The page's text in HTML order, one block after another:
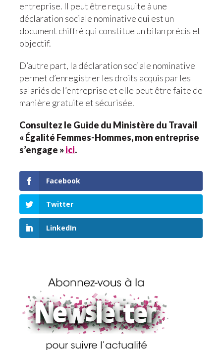
entreprise. Il peut être reçu suite à une
déclaration sociale nominative qui est un
document chiffré qui constitue un bilan précis et
objectif.
D’autre part, la déclaration sociale nominative
permet d’enregistrer les droits acquis par les
salariés de l’entreprise et elle peut être faite de
manière gratuite et sécurisée.
Consultez le Guide du Ministère du Travail
« Égalité Femmes-Hommes, mon entreprise
s’engage »ici.
Facebook
Twitter
LinkedIn